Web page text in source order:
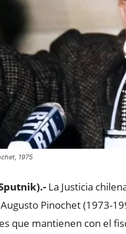
1975
La Justicia
Pinochet (1973-
que mantienen con el